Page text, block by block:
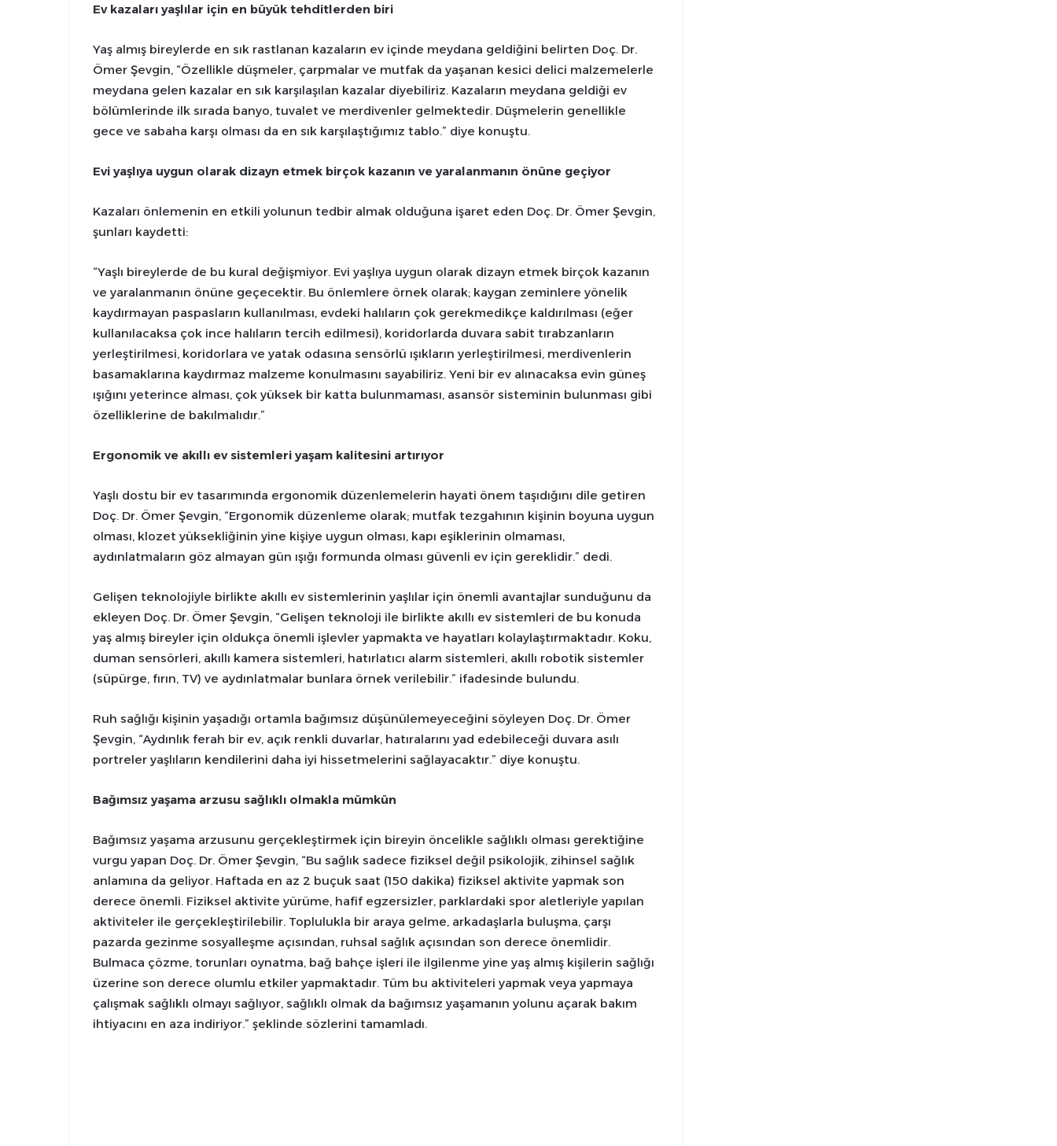
Ev kazaları yaşlılar için en büyük tehditlerden biri
Yaş almış bireylerde en sık rastlanan kazaların ev içinde meydana geldiğini belirten Doç. Dr.
Ömer Şevgin, “Özellikle düşmeler, çarpmalar ve mutfak da yaşanan kesici delici malzemelerle
meydana gelen kazalar en sık karşılaşılan kazalar diyebiliriz. Kazaların meydana geldiği ev
bölümlerinde ilk sırada banyo, tuvalet ve merdivenler gelmektedir. Düşmelerin genellikle
gece ve sabaha karşı olması da en sık karşılaştığımız tablo.” diye konuştu.
Evi yaşlıya uygun olarak dizayn etmek birçok kazanın ve yaralanmanın önüne geçiyor
Kazaları önlemenin en etkili yolunun tedbir almak olduğuna işaret eden Doç. Dr. Ömer Şevgin,
şunları kaydetti:
“Yaşlı bireylerde de bu kural değişmiyor. Evi yaşlıya uygun olarak dizayn etmek birçok kazanın
ve yaralanmanın önüne geçecektir. Bu önlemlere örnek olarak; kaygan zeminlere yönelik
kaydırmayan paspasların kullanılması, evdeki halıların çok gerekmedikçe kaldırılması (eğer
kullanılacaksa çok ince halıların tercih edilmesi), koridorlarda duvara sabit tırabzanların
yerleştirilmesi, koridorlara ve yatak odasına sensörlü ışıkların yerleştirilmesi, merdivenlerin
basamaklarına kaydırmaz malzeme konulmasını sayabiliriz. Yeni bir ev alınacaksa evin güneş
ışığını yeterince alması, çok yüksek bir katta bulunmaması, asansör sisteminin bulunması gibi
özelliklerine de bakılmalıdır.”
Ergonomik ve akıllı ev sistemleri yaşam kalitesini artırıyor
Yaşlı dostu bir ev tasarımında ergonomik düzenlemelerin hayati önem taşıdığını dile getiren
Doç. Dr. Ömer Şevgin, “Ergonomik düzenleme olarak; mutfak tezgahının kişinin boyuna uygun
olması, klozet yüksekliğinin yine kişiye uygun olması, kapı eşiklerinin olmaması,
aydınlatmaların göz almayan gün ışığı formunda olması güvenli ev için gereklidir.” dedi.
Gelişen teknolojiyle birlikte akıllı ev sistemlerinin yaşlılar için önemli avantajlar sunduğunu da
ekleyen Doç. Dr. Ömer Şevgin, “Gelişen teknoloji ile birlikte akıllı ev sistemleri de bu konuda
yaş almış bireyler için oldukça önemli işlevler yapmakta ve hayatları kolaylaştırmaktadır. Koku,
duman sensörleri, akıllı kamera sistemleri, hatırlatıcı alarm sistemleri, akıllı robotik sistemler
(süpürge, fırın, TV) ve aydınlatmalar bunlara örnek verilebilir.” ifadesinde bulundu.
Ruh sağlığı kişinin yaşadığı ortamla bağımsız düşünülemeyeceğini söyleyen Doç. Dr. Ömer
Şevgin, “Aydınlık ferah bir ev, açık renkli duvarlar, hatıralarını yad edebileceği duvara asılı
portreler yaşlıların kendilerini daha iyi hissetmelerini sağlayacaktır.” diye konuştu.
Bağımsız yaşama arzusu sağlıklı olmakla mümkün
Bağımsız yaşama arzusunu gerçekleştirmek için bireyin öncelikle sağlıklı olması gerektiğine
vurgu yapan Doç. Dr. Ömer Şevgin, “Bu sağlık sadece fiziksel değil psikolojik, zihinsel sağlık
anlamına da geliyor. Haftada en az 2 buçuk saat (150 dakika) fiziksel aktivite yapmak son
derece önemli. Fiziksel aktivite yürüme, hafif egzersizler, parklardaki spor aletleriyle yapılan
aktiviteler ile gerçekleştirilebilir. Toplulukla bir araya gelme, arkadaşlarla buluşma, çarşı
pazarda gezinme sosyalleşme açısından, ruhsal sağlık açısından son derece önemlidir.
Bulmaca çözme, torunları oynatma, bağ bahçe işleri ile ilgilenme yine yaş almış kişilerin sağlığı
üzerine son derece olumlu etkiler yapmaktadır. Tüm bu aktiviteleri yapmak veya yapmaya
çalışmak sağlıklı olmayı sağlıyor, sağlıklı olmak da bağımsız yaşamanın yolunu açarak bakım
ihtiyacını en aza indiriyor.” şeklinde sözlerini tamamladı.